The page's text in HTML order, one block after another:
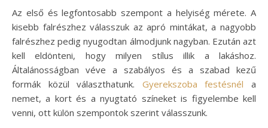
Az első és legfontosabb szempont a helyiség mérete. A
kisebb falrészhez válasszuk az apró mintákat, a nagyobb
falrészhez pedig nyugodtan álmodjunk nagyban. Ezután azt
kell eldönteni, hogy milyen stílus illik a lakáshoz.
Általánosságban véve a szabályos és a szabad kezű
formák közül választhatunk. Gyerekszoba festésnél a
nemet, a kort és a nyugtató színeket is figyelembe kell
venni, ott külön szempontok szerint válasszunk.